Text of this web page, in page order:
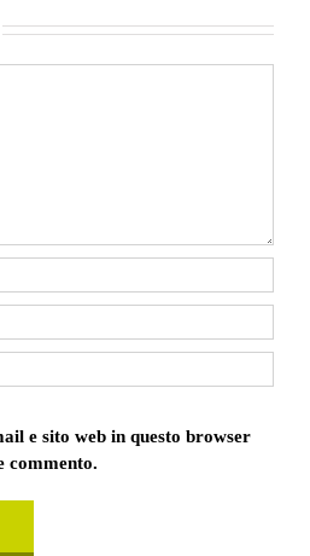
e sito web in questo browser
commento.